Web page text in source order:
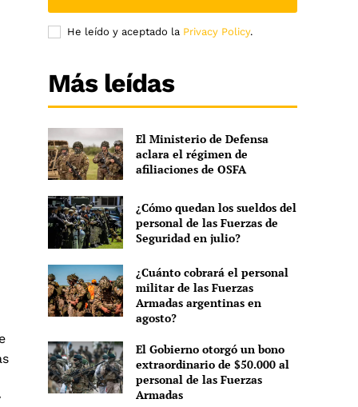
He leído y aceptado la Privacy Policy.
Más leídas
El Ministerio de Defensa
aclara el régimen de
afiliaciones de OSFA
¿Cómo quedan los sueldos del
personal de las Fuerzas de
Seguridad en julio?
¿Cuánto cobrará el personal
militar de las Fuerzas
Armadas argentinas en
agosto?
El Gobierno otorgó un bono
extraordinario de $50.000 al
personal de las Fuerzas
Armadas